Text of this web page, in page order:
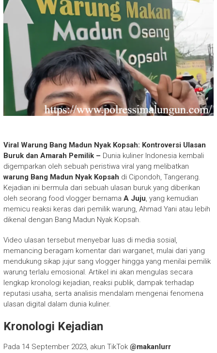
Viral Warung Bang Madun Nyak Kopsah: Kontroversi Ulasan
Buruk dan Amarah Pemilik – Dunia kuliner Indonesia kembali
digemparkan oleh sebuah peristiwa viral yang melibatkan
warung Bang Madun Nyak Kopsah di Cipondoh, Tangerang.
Kejadian ini bermula dari sebuah ulasan buruk yang diberikan
oleh seorang food vlogger bernama A Juju, yang kemudian
memicu reaksi keras dari pemilik warung, Ahmad Yani atau lebih
dikenal dengan Bang Madun Nyak Kopsah.
Video ulasan tersebut menyebar luas di media sosial,
memancing beragam komentar dari warganet, mulai dari yang
mendukung sikap jujur sang vlogger hingga yang menilai pemilik
warung terlalu emosional. Artikel ini akan mengulas secara
lengkap kronologi kejadian, reaksi publik, dampak terhadap
reputasi usaha, serta analisis mendalam mengenai fenomena
ulasan digital dalam dunia kuliner.
Kronologi Kejadian
Pada 14 September 2023, akun TikTok @makanlurr